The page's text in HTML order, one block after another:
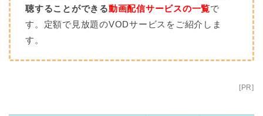
聴することができる動画配信サービスの一覧で
す。定額で見放題のVODサービスをご紹介しま
す。
[PR]